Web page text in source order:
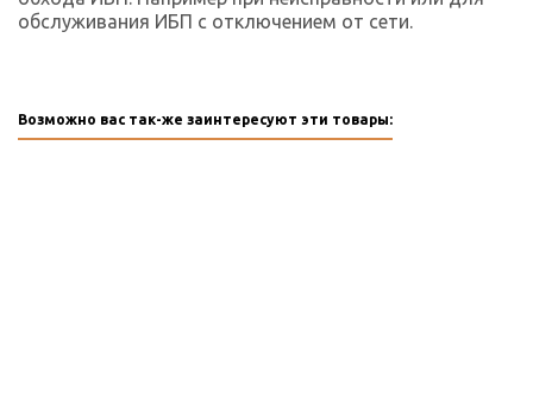
обслуживания ИБП с отключением от сети.
Возможно вас так-же заинтересуют эти товары: